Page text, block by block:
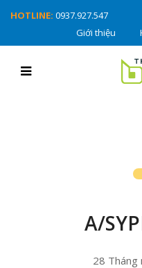
HOTLINE: 0937.927.547
Giới thiệu
A/
28